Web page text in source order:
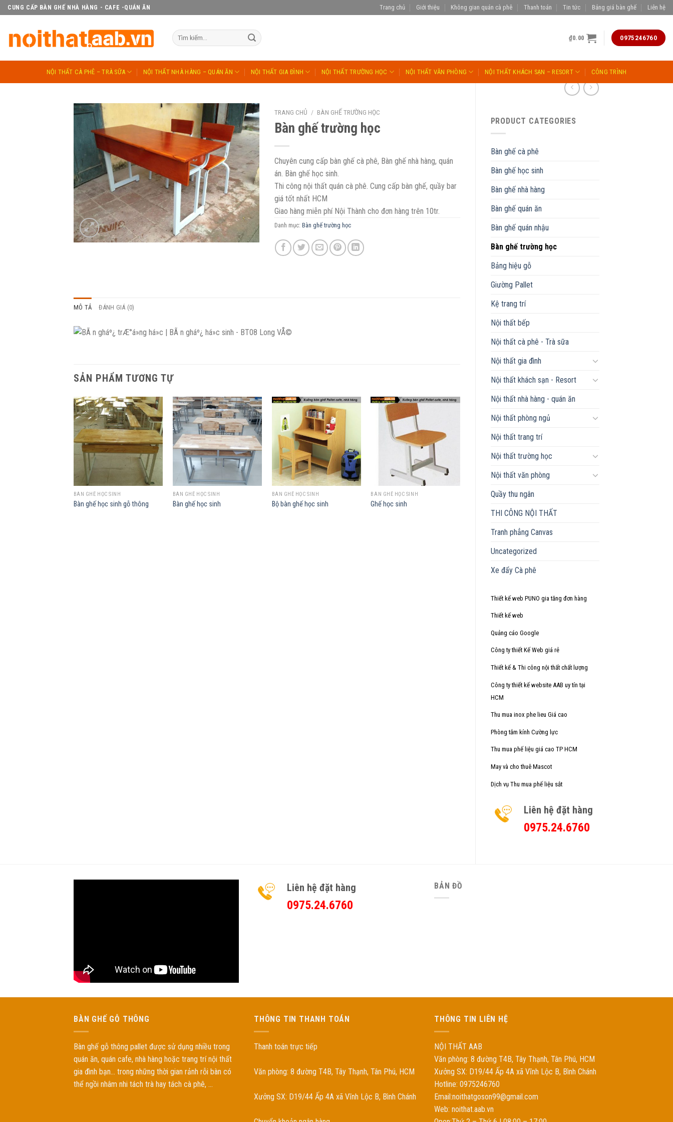
Skip
content
CUNG CẤP BÀN GHẾ NHÀ HÀNG - CAFE -QUÁN ĂN Trang chủ Giới thiệu Không gian quán cà phê Thanh toán Tin tức Bảng giá bàn ghế Liên hệ
Tìm
kiếm:
₫0.00 0975246760
NỘI THẤT CÀ PHÊ – TRÀ SỮA NỘI THẤT NHÀ HÀNG – QUÁN ĂN NỘI THẤT GIA ĐÌNH NỘI THẤT TRƯỜNG HỌC NỘI THẤT VĂN PHÒNG NỘI THẤT KHÁCH SẠN – RESORT CÔNG TRÌNH
PRODUCT CATEGORIES
Bàn ghế cà phê
Bàn ghế học sinh
Bàn ghế nhà hàng
Bàn ghế quán ăn
Bàn ghế quán nhậu
Bàn ghế trường học
Bảng hiệu gỗ
Giường Pallet
Kệ trang trí
Nội thất bếp
Nội thất cà phê - Trà sữa
Nội thất gia đình
Nội thất khách sạn - Resort
Nội thất nhà hàng - quán ăn
Nội thất phòng ngủ
Nội thất trang trí
Nội thất trường học
Nội thất văn phòng
Quầy thu ngân
THI CÔNG NỘI THẤT
Tranh phẳng Canvas
Uncategorized
Xe đẩy Cà phê
Thiết kế web PUNO gia tăng đơn hàng
Thiết kế web
Quảng cáo Google
Công tythiết Kế Web giá rẻ
Thiết kế & Thi công nội thấtchất lượng
Công ty thiết kế website AAB uy tín tại
HCM
Thu mua inox phe lieu Giá cao
Phòng tắm kính Cường lực
Thu mua phế liệu giá cao TP HCM
May và cho thuê Mascot
Dịch vụ Thu mua phế liệu sắt
Liên hệ đặt hàng
0975.24.6760
TRANG CHỦ / BÀN GHẾ TRƯỜNG HỌC
Bàn ghế trường học
Chuyên cung cấp bàn ghế cà phê, Bàn ghế nhà hàng, quán
án. Bàn ghế học sinh.
Thi công nội thất quán cà phê. Cung cấp bàn ghế, quầy bar
giá tốt nhất HCM
Giao hàng miễn phí Nội Thành cho đơn hàng trên 10tr.
Danh mục: Bàn ghế trường học
MÔ TẢ ĐÁNH GIÁ (0)
SẢN PHẨM TƯƠNG TỰ
BÀN GHẾ HỌC SINH
Bàn ghế học sinh gỗ thông
BÀN GHẾ HỌC SINH
Bàn ghế học sinh
BÀN GHẾ HỌC SINH
Bộ bàn ghế học sinh
BÀN GHẾ HỌC SINH
Ghế học sinh
Liên hệ đặt hàng
0975.24.6760
BẢN ĐỒ
BÀN GHẾ GỖ THÔNG
Bàn ghế gỗ thông pallet được sử dụng nhiều trong
quán ăn, quán cafe, nhà hàng hoặc trang trí nội thất
gia đình bạn... trong những thời gian rảnh rỗi bàn có
thể ngồi nhâm nhi tách trà hay tách cà phê, ...
THÔNG TIN THANH TOÁN
Thanh toán trực tiếp
Văn phòng: 8 đường T4B, Tây Thạnh, Tân Phú, HCM
Xưởng SX: D19/44 Ấp 4A xã Vĩnh Lộc B, Bình Chánh
THÔNG TIN LIÊN HỆ
NỘI THẤT AAB
Văn phòng: 8 đường T4B, Tây Thạnh, Tân Phú, HCM
Xưởng SX: D19/44 Ấp 4A xã Vĩnh Lộc B, Bình Chánh
Hotline: 0975246760
Email:noithatgoson99@gmail.com
Web: noithat.aab.vn